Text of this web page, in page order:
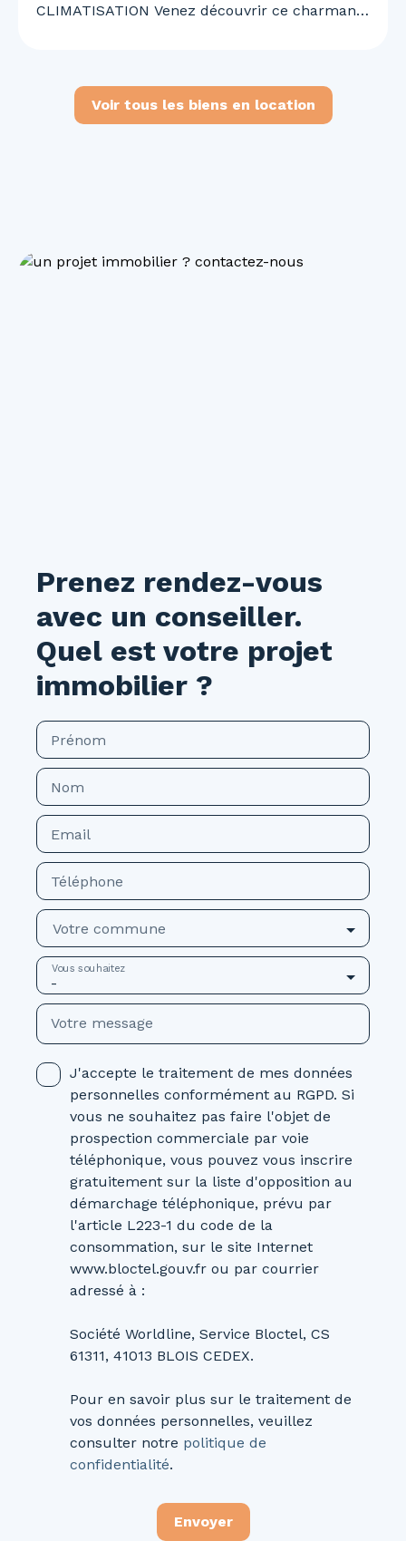
CLIMATISATION Venez découvrir ce charmant
séjour lumineux, de deux chambres, d’une
salle de bains, d’un WC ainsi que d’une
organiser une visite et découvrir votre futur
Voir tous les biens en location
Prenez rendez-vous
avec un conseiller.
Quel est votre projet
immobilier ?
Prénom
Nom
Email
Téléphone
Votre commune
-
Vous souhaitez
Votre message
J'accepte le traitement de mes données
personnelles conformément au RGPD. Si
vous ne souhaitez pas faire l'objet de
prospection commerciale par voie
téléphonique, vous pouvez vous inscrire
gratuitement sur la liste d'opposition au
démarchage téléphonique, prévu par
l'article L223-1 du code de la
consommation, sur le site Internet
www.bloctel.gouv.fr ou par courrier
adressé à :
Société Worldline, Service Bloctel, CS
61311, 41013 BLOIS CEDEX.
Pour en savoir plus sur le traitement de
vos données personnelles, veuillez
consulter notre politique de
confidentialité.
Envoyer